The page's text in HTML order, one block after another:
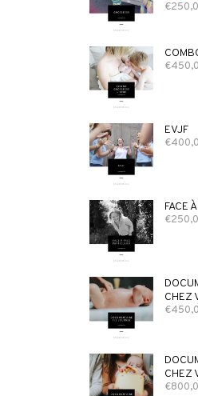
Note
€
€
EVJF
€
FACE
€
CHEZ
€
CHEZ
€